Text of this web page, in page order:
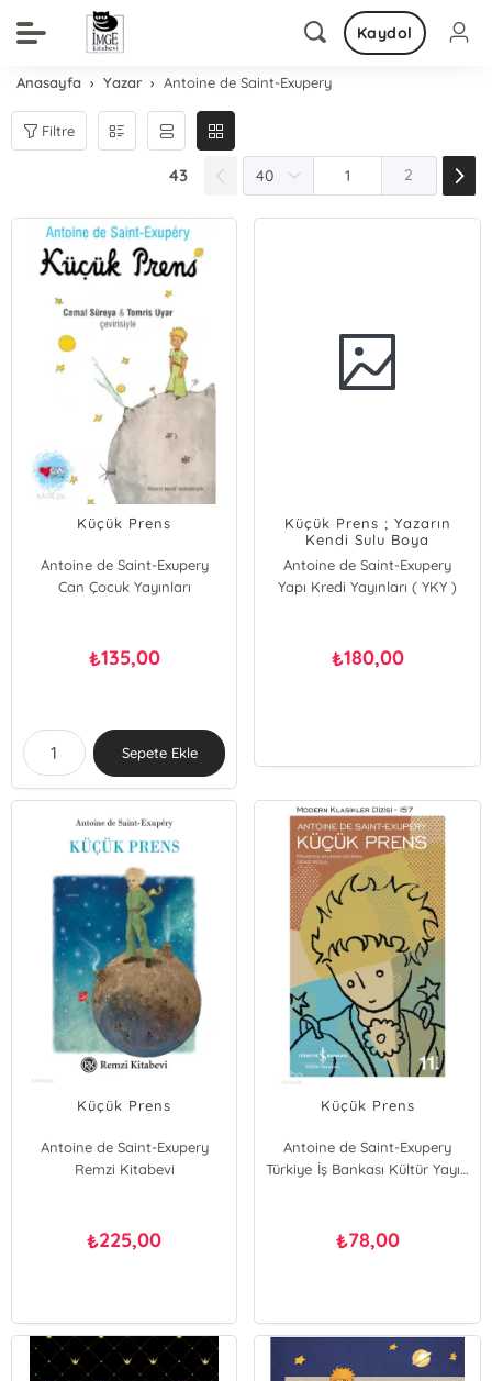
Kaydol
Anasayfa Yazar Antoine de Saint-Exupery
Filtre
43 2
Küçük Prens
Antoine de Saint-Exupery
Can Çocuk Yayınları
₺135,00
Sepete Ekle
Küçük Prens ; Yazarın
Kendi Sulu Boya
Resimleriyle
Antoine de Saint-Exupery
Yapı Kredi Yayınları ( YKY )
₺180,00
Küçük Prens
Antoine de Saint-Exupery
Remzi Kitabevi
₺225,00
Küçük Prens
Antoine de Saint-Exupery
Türkiye İş Bankası Kültür Yayınları
₺78,00